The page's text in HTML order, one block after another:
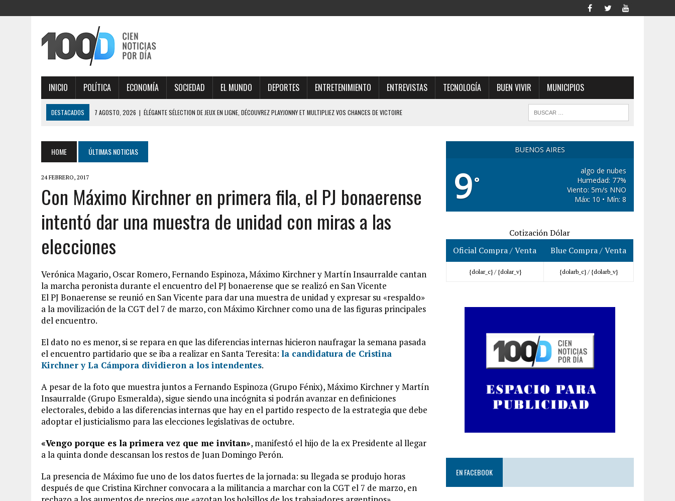
INICIO POLÍTICA ECONOMÍA SOCIEDAD EL MUNDO DEPORTES ENTRETENIMIENTO ENTREVISTAS TECNOLOGÍA BUEN VIVIR MUNICIPIOS
DESTACADOS 7 AGOSTO, 2026 | ÉLÉGANTE SÉLECTION DE JEUX EN LIGNE, DÉCOUVREZ PLAYJONNY ET MULTIPLIEZ VOS CHANCES DE VICTOIRE
7 AGOSTO, 2026
7 AGOSTO, 2026 | IMPORTANTE ANÁLISE DE MERCADO COM THORFORTUNE E ESTRATÉGIAS PARA O FUTURO FINANCEIRO
7 AGOSTO, 2026
7 AGOSTO, 2026 | SÉCURITÉ MAXIMALE, PROFITEZ PLEINEMENT DES OFFRES DU CASINO SUISSE EN LIGNE ET GAGNEZ GROS
HOME ÚLTIMAS NOTICIAS
24 FEBRERO, 2017
Con Máximo Kirchner en primera fila, el PJ bonaerense
intentó dar una muestra de unidad con miras a las
elecciones
Verónica Magario, Oscar Romero, Fernando Espinoza, Máximo Kirchner y Martín Insaurralde cantan
la marcha peronista durante el encuentro del PJ bonaerense que se realizó en San Vicente
El PJ Bonaerense se reunió en San Vicente para dar una muestra de unidad y expresar su «respaldo»
a la movilización de la CGT del 7 de marzo, con Máximo Kirchner como una de las figuras principales
del encuentro.
El dato no es menor, si se repara en que las diferencias internas hicieron naufragar la semana pasada
el encuentro partidario que se iba a realizar en Santa Teresita: la candidatura de Cristina
Kirchner y La Cámpora dividieron a los intendentes.
A pesar de la foto que muestra juntos a Fernando Espinoza (Grupo Fénix), Máximo Kirchner y Martín
Insaurralde (Grupo Esmeralda), sigue siendo una incógnita si podrán avanzar en definiciones
electorales, debido a las diferencias internas que hay en el partido respecto de la estrategia que debe
adoptar el justicialismo para las elecciones legislativas de octubre.
«Vengo porque es la primera vez que me invitan», manifestó el hijo de la ex Presidente al llegar
a la quinta donde descansan los restos de Juan Domingo Perón.
La presencia de Máximo fue uno de los datos fuertes de la jornada: su llegada se produjo horas
después de que Cristina Kirchner convocara a la militancia a marchar con la CGT el 7 de marzo, en
BUENOS AIRES
9°
algo de nubes
Humedad: 77%
Viento: 5m/s NNO
Máx: 10 • Mín: 8
Cotización Dólar
Oficial Compra / Venta
Blue Compra / Venta
{dolar_c} / {dolar_v} {dolarb_c} / {dolarb_v}
EN FACEBOOK